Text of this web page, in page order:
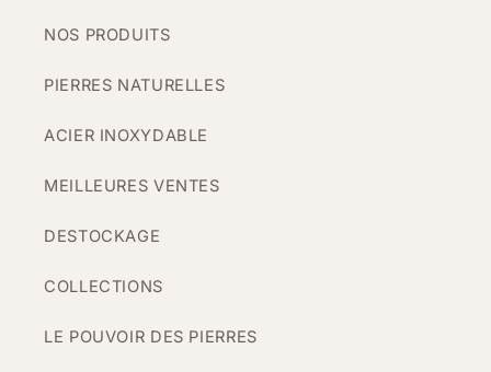
NOS PRODUITS
PIERRES NATURELLES
ACIER INOXYDABLE
MEILLEURES VENTES
DESTOCKAGE
COLLECTIONS
LE POUVOIR DES PIERRES